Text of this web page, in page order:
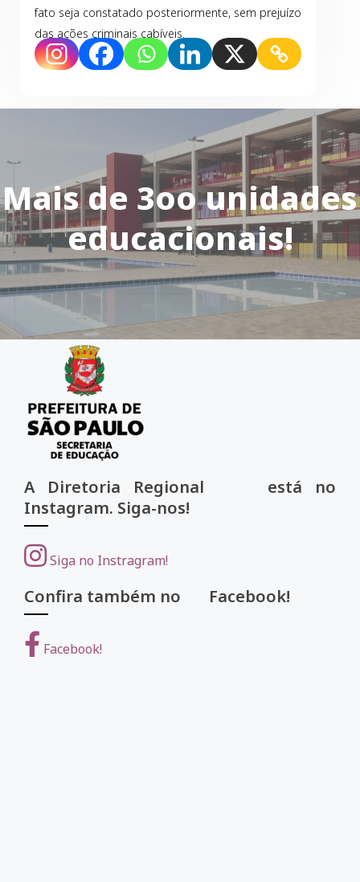
fato seja constatado posteriormente, sem prejuízo
das ações criminais cabíveis.
Mais de 3oo unidades
educacionais!
A Diretoria Regional está no
Instagram. Siga-nos!
Siga no Instragram!
Confira também no Facebook!
Facebook!